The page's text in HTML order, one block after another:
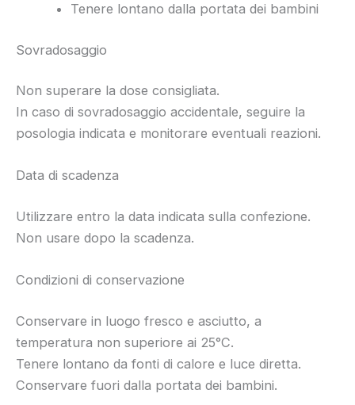
Tenere lontano dalla portata dei bambini
Sovradosaggio
Non superare la dose consigliata.
In caso di sovradosaggio accidentale, seguire la
posologia indicata e monitorare eventuali reazioni.
Data di scadenza
Utilizzare entro la data indicata sulla confezione.
Non usare dopo la scadenza.
Condizioni di conservazione
Conservare in luogo fresco e asciutto, a
temperatura non superiore ai 25°C.
Tenere lontano da fonti di calore e luce diretta.
Conservare fuori dalla portata dei bambini.